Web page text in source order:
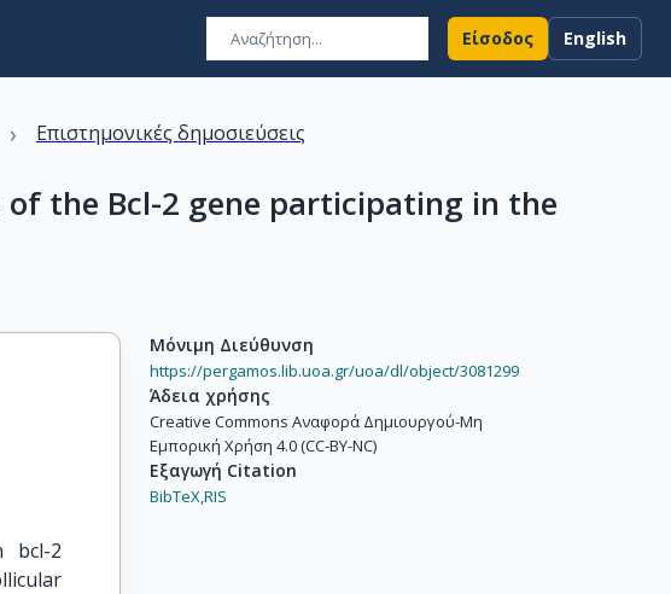
Είσοδος English
› Επιστημονικές δημοσιεύσεις
the Bcl-2 gene participating in the
bcl-2
Μόνιμη Διεύθυνση
https://pergamos.lib.uoa.gr/uoa/dl/object/3081299
Άδεια χρήσης
Creative Commons Αναφορά Δημιουργού-Μη
Εμπορική Χρήση 4.0 (CC-BY-NC)
Εξαγωγή Citation
BibTeX,RIS